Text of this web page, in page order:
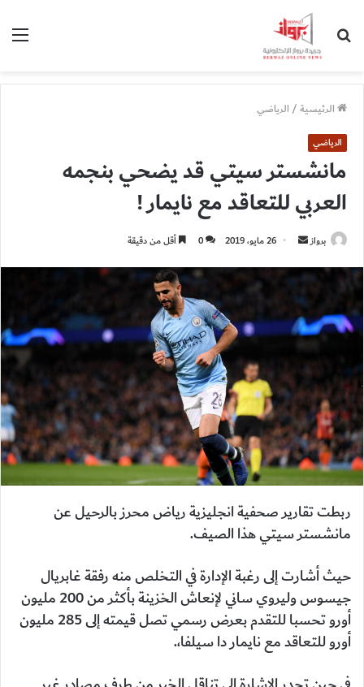
الرئيسية/الرياضي
الرياضي
مانشستر سيتي قد يضحي بنجمه
العربي للتعاقد مع نايمار !
برواز
أرسل
إلكترونيا
26 مايو، 2019 0 أقل من دقيقة
ربطت تقارير صحفية انجليزية رياض محرز بالرحيل عن
مانشستر سيتي هذا الصيف.
حيث أشارت إلى رغبة الإدارة في التخلص منه رفقة غابريال
جيسوس وليروي ساني لإنعاش الخزينة بأكثر من 200 مليون
أورو تحسبا للتقدم بعرض رسمي تصل قيمته إلى 285 مليون
أورو للتعاقد مع نايمار دا سيلفا،.